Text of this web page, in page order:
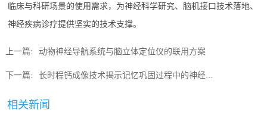
临床与科研场景的使用需求，为神经科学研究、脑机接口技术落地、
神经疾病诊疗提供坚实的技术支撑。
上一篇: 动物神经导航系统与脑立体定位仪的联用方案
下一篇: 长时程钙成像技术揭示记忆巩固过程中的神经...
相关新闻